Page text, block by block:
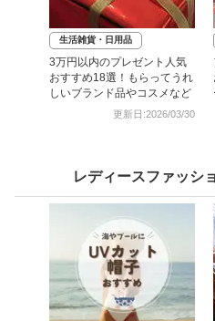
生活雑貨・日用品
3万円以内のプレゼント人気
おすすめ18選！もらってうれ
しいブランド品やコスメなど
更新日:2026/03/30
レディースファッシ